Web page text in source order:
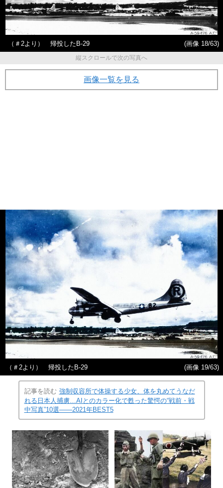
（＃2より） 帰投したB-29
(画像 18/63)
縦スクロールで次の写真へ
画像一覧を見る
（＃2より） 帰投したB-29 (画像 19/63)
記事を読む 強制収容所で体操する少女、体を丸めてうなだ
れる日本人捕虜…AIとのカラー化で甦った驚愕の“戦前・戦
中写真”10選――2021年BEST5